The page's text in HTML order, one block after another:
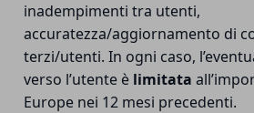
inadempimenti tra utenti,
accuratezza/aggiornamento di
terzi/utenti. In ogni caso,
verso l’utente è limitata
Europe nei 12 mesi precedenti.